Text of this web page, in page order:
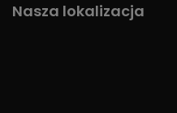
Nasza lokalizacja